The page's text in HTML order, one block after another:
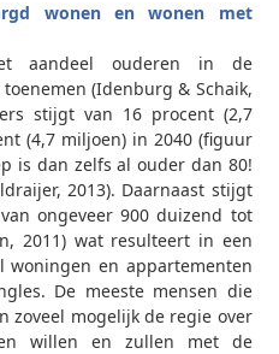
wonen en wonen met
aandeel ouderen in de
(Idenburg & Schaik,
stijgt van 16 procent (2,7
(4,7 miljoen) in 2040 (figuur
is dan zelfs al ouder dan 80!
2013). Daarnaast stijgt
ongeveer 900 duizend tot
2011) wat resulteert in een
woningen en appartementen
De meeste mensen die
zoveel mogelijk de regie over
willen en zullen met de